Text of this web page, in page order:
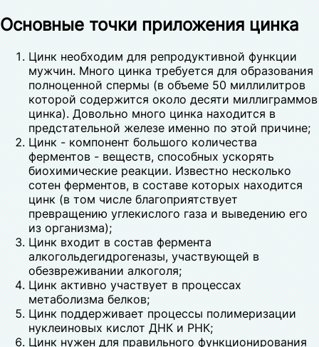
Основные точки приложения цинка
Цинк необходим для репродуктивной функции
мужчин. Много цинка требуется для образования
полноценной спермы (в объеме 50 миллилитров
которой содержится около десяти миллиграммов
цинка). Довольно много цинка находится в
предстательной железе именно по этой причине;
Цинк - компонент большого количества
ферментов - веществ, способных ускорять
биохимические реакции. Известно несколько
сотен ферментов, в составе которых находится
цинк (в том числе благоприятствует
превращению углекислого газа и выведению его
из организма);
Цинк входит в состав фермента
алкогольдегидрогеназы, участвующей в
обезвреживании алкоголя;
Цинк активно участвует в процессах
метаболизма белков;
Цинк поддерживает процессы полимеризации
нуклеиновых кислот ДНК и РНК;
Цинк нужен для правильного функционирования